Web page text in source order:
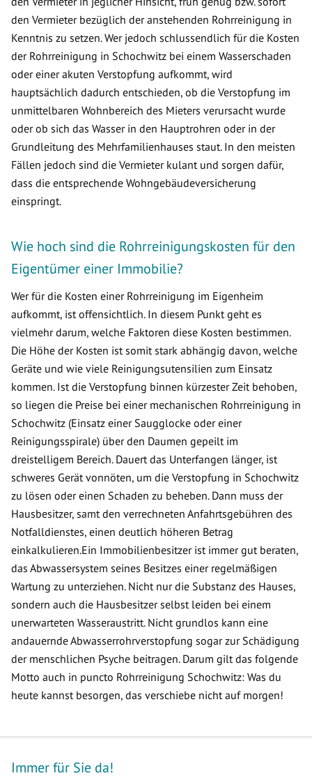
den Vermieter bezüglich der anstehenden Rohrreinigung in
Kenntnis zu setzen. Wer jedoch schlussendlich für die Kosten
der Rohrreinigung in Schochwitz bei einem Wasserschaden
oder einer akuten Verstopfung aufkommt, wird
hauptsächlich dadurch entschieden, ob die Verstopfung im
unmittelbaren Wohnbereich des Mieters verursacht wurde
oder ob sich das Wasser in den Hauptrohren oder in der
Grundleitung des Mehrfamilienhauses staut. In den meisten
Fällen jedoch sind die Vermieter kulant und sorgen dafür,
dass die entsprechende Wohngebäudeversicherung
einspringt.
Wie hoch sind die Rohrreinigungskosten für den
Eigentümer einer Immobilie?
Wer für die Kosten einer Rohrreinigung im Eigenheim
aufkommt, ist offensichtlich. In diesem Punkt geht es
vielmehr darum, welche Faktoren diese Kosten bestimmen.
Die Höhe der Kosten ist somit stark abhängig davon, welche
Geräte und wie viele Reinigungsutensilien zum Einsatz
kommen. Ist die Verstopfung binnen kürzester Zeit behoben,
so liegen die Preise bei einer mechanischen Rohrreinigung in
Schochwitz (Einsatz einer Saugglocke oder einer
Reinigungsspirale) über den Daumen gepeilt im
dreistelligem Bereich. Dauert das Unterfangen länger, ist
schweres Gerät vonnöten, um die Verstopfung in Schochwitz
zu lösen oder einen Schaden zu beheben. Dann muss der
Hausbesitzer, samt den verrechneten Anfahrtsgebühren des
Notfalldienstes, einen deutlich höheren Betrag
einkalkulieren.Ein Immobilienbesitzer ist immer gut beraten,
das Abwassersystem seines Besitzes einer regelmäßigen
Wartung zu unterziehen. Nicht nur die Substanz des Hauses,
sondern auch die Hausbesitzer selbst leiden bei einem
unerwarteten Wasseraustritt. Nicht grundlos kann eine
andauernde Abwasserrohrverstopfung sogar zur Schädigung
der menschlichen Psyche beitragen. Darum gilt das folgende
Motto auch in puncto Rohrreinigung Schochwitz: Was du
heute kannst besorgen, das verschiebe nicht auf morgen!
Immer für Sie da!